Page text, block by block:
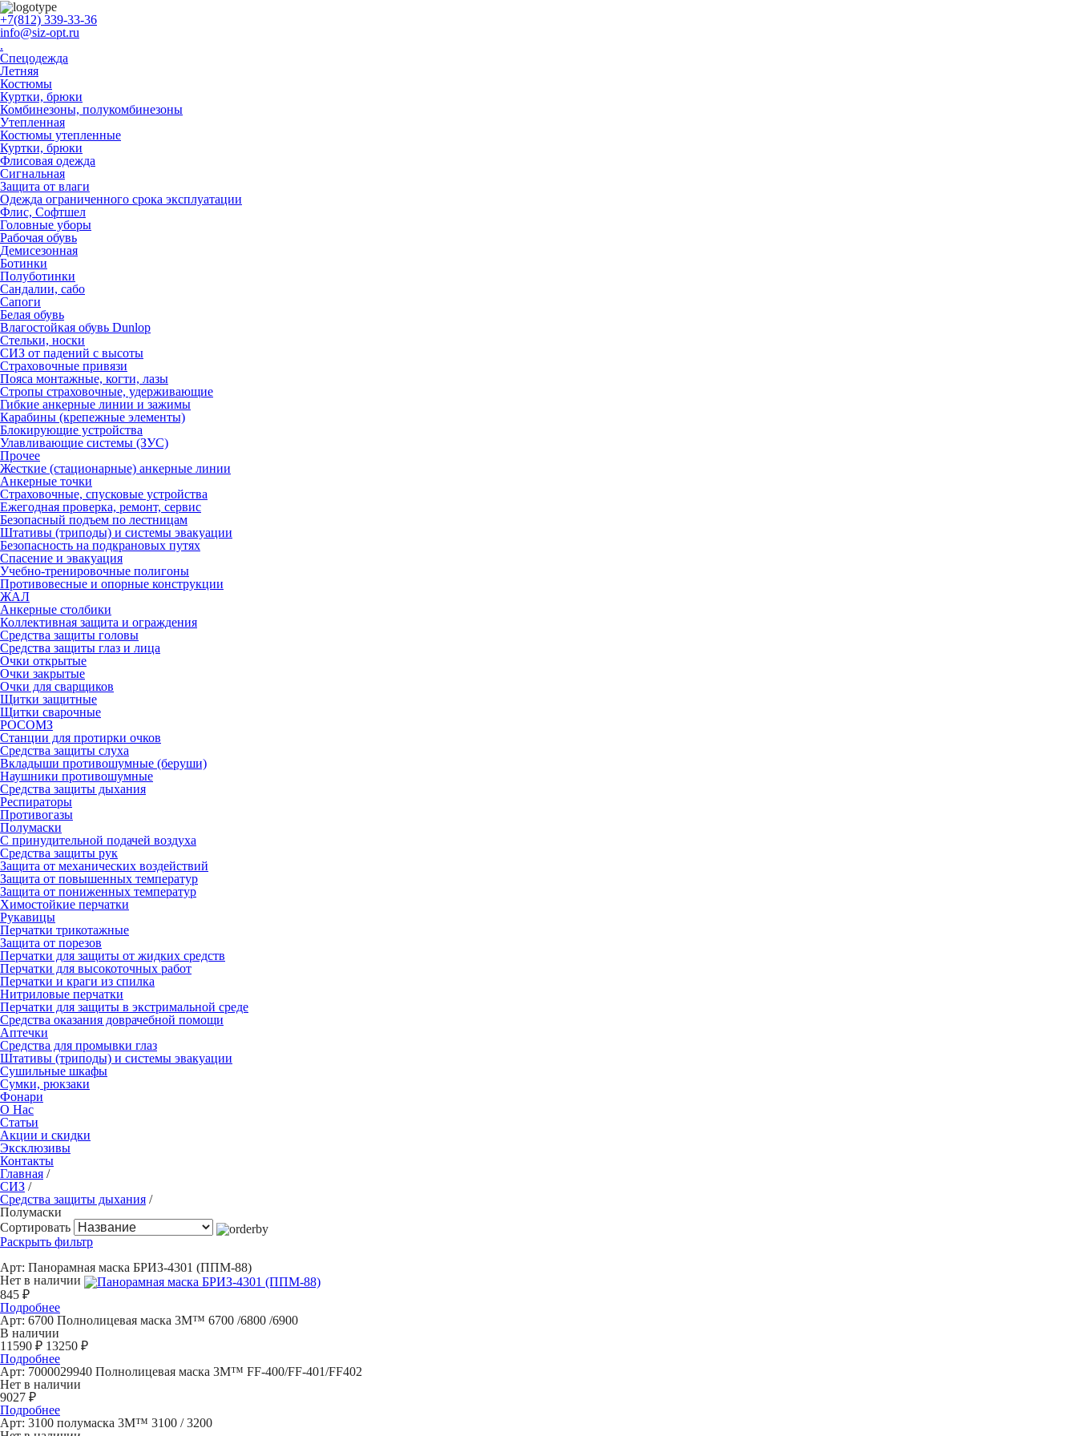
+7(812) 339-33-36
info@siz-opt.ru
.
Спецодежда
Летняя
Костюмы
Куртки, брюки
Комбинезоны, полукомбинезоны
Утепленная
Костюмы утепленные
Куртки, брюки
Флисовая одежда
Сигнальная
Защита от влаги
Одежда ограниченного срока эксплуатации
Флиc, Софтшел
Головные уборы
Рабочая обувь
Демисезонная
Ботинки
Полуботинки
Сандалии, сабо
Сапоги
Белая обувь
Влагостойкая обувь Dunlop
Стельки, носки
СИЗ от падений с высоты
Страховочные привязи
Пояса монтажные, когти, лазы
Стропы страховочные, удерживающие
Гибкие анкерные линии и зажимы
Карабины (крепежные элементы)
Блокирующие устройства
Улавливающие системы (ЗУС)
Прочее
Жесткие (стационарные) анкерные линии
Анкерные точки
Страховочные, спусковые устройства
Ежегодная проверка, ремонт, сервис
Безопасный подъем по лестницам
Штативы (триподы) и системы эвакуации
Безопасность на подкрановых путях
Спасение и эвакуация
Учебно-тренировочные полигоны
Противовесные и опорные конструкции
ЖАЛ
Анкерные столбики
Коллективная защита и ограждения
Средства защиты головы
Средства защиты глаз и лица
Очки открытые
Очки закрытые
Очки для сварщиков
Щитки защитные
Щитки сварочные
РОСОМЗ
Станции для протирки очков
Средства защиты слуха
Вкладыши противошумные (беруши)
Наушники противошумные
Средства защиты дыхания
Респираторы
Противогазы
Полумаски
С принудительной подачей воздуха
Средства защиты рук
Защита от механических воздействий
Защита от повышенных температур
Защита от пониженных температур
Химостойкие перчатки
Рукавицы
Перчатки трикотажные
Защита от порезов
Перчатки для защиты от жидких средств
Перчатки для высокоточных работ
Перчатки и краги из спилка
Нитриловые перчатки
Перчатки для защиты в экстримальной среде
Средства оказания доврачебной помощи
Аптечки
Средства для промывки глаз
Штативы (триподы) и системы эвакуации
Сушильные шкафы
Сумки, рюкзаки
Фонари
О Нас
Статьи
Акции и скидки
Эксклюзивы
Контакты
Главная /
СИЗ /
Средства защиты дыхания /
Полумаски
Сортировать
Раскрыть фильтр
Арт: Панорамная маска БРИЗ-4301 (ППМ-88)
Нет в наличии
845 ₽
Подробнее
Арт: 6700 Полнолицевая маска 3M™ 6700 /6800 /6900
В наличии
11590 ₽ 13250 ₽
Подробнее
Арт: 7000029940 Полнолицевая маска 3М™ FF-400/FF-401/FF402
Нет в наличии
9027 ₽
Подробнее
Арт: 3100 полумаска 3M™ 3100 / 3200